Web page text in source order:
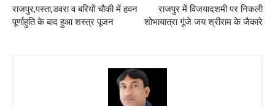
राजपुर,पस्ता,डवरा व बरियों चौकी में हवन
पूर्णाहुति के बाद हुआ शस्त्र पूजन
राजपुर में विजयादशमी पर निकली
शोभायात्रा गूंजे जय श्रीराम के जैकारे